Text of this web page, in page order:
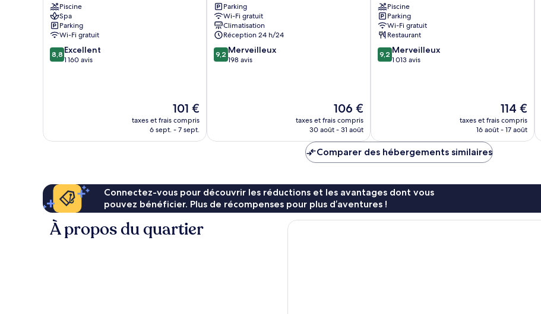
Camins
al
Grau
Piscine
Spa
Parking
Wi-Fi gratuit
8.8
sur
8,8 Excellent
1 160 avis
Le
nouveau
prix
101 €
taxes et frais compris
6 sept. - 7 sept.
al
Grau
Parking
Wi-Fi gratuit
Climatisation
Réception 24 h/24
9.2
sur
9,2 Merveilleux
198 avis
Le
nouveau
prix
de
106 €
106 €
taxes et frais compris
30 août - 31 août
Camins
al
Grau
Piscine
Parking
Wi-Fi gratuit
Restaurant
9.2
sur
9,2 Merveilleux
1 013 avis
Le
nouveau
prix
114 €
taxes et frais compris
16 août - 17 août
Comparer des hébergements similaires
Connectez-vous pour découvrir les réductions et les avantages dont vous
pouvez bénéficier. Plus de récompenses pour plus d’aventures !
À propos du quartier